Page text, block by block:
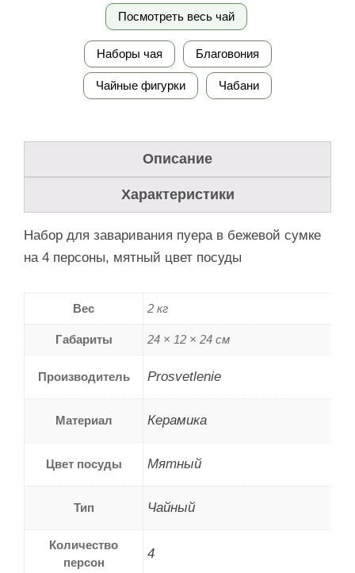
Посмотреть весь чай
Наборы чая Благовония
Чайные фигурки Чабани
Описание
Характеристики
Набор для заваривания пуера в бежевой сумке
на 4 персоны, мятный цвет посуды
Вес 2 кг
Габариты 24 × 12 × 24 см
Производитель Prosvetlenie
Материал Керамика
Цвет посуды Мятный
Тип Чайный
Количество
персон
4